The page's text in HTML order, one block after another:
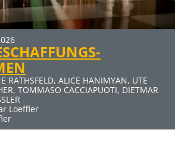
RATHSFELD, ALICE HANIMYAN, UTE
TOMMASO CACCIAPUOTI, DIETMAR
Loeffler
SIGMAR SOLBACH
CECILIA MUELLER-STAHL, CLAUS
der Titel nach Horror klingt) von
Bühne bearbeitet von René